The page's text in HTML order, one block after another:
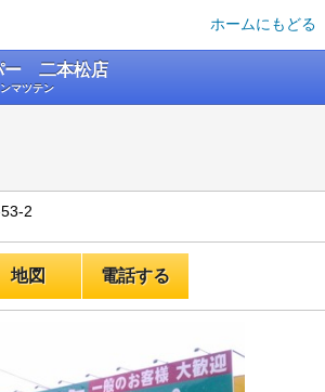
ホームにもどる
ー 二本松店
マツテン
2
地図 電話する